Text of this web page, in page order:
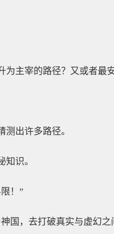
主宰的路径？又或者最
出许多路径。
识。
！”
国，去打破真实与虚幻之